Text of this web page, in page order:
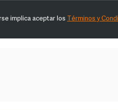
implica aceptar los Términos y